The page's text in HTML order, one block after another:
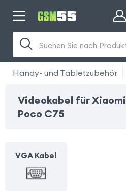
Handy- und Tabletzubehör
Videokabel für Xiaomi
Poco C75
VGA Kabel